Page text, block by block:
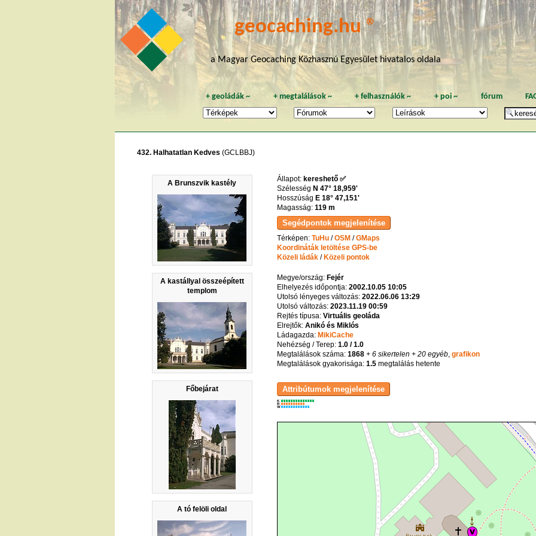
geocaching.hu ®
a Magyar Geocaching Közhasznú Egyesület hivatalos oldala
+geoládák ~ + megtalálások~ +felhasználók ~ + poi~ fórum
432. Halhatatlan Kedves (GCLBBJ)
A Brunszvik kastély
A kastállyal összeépített
templom
Főbejárat
A tó felöli oldal
Állapot: kereshető ✅
Szélesség N 47° 18,959'
Hosszúság E 18° 47,151'
Magasság: 119 m
Térképen: TuHu/OSM/GMaps
Koordináták letöltése GPS-be
Közeli ládák/Közeli pontok
Megye/ország: Fejér
Elhelyezés időpontja: 2002.10.05 10:05
Utolsó lényeges változás: 2022.06.06 13:29
Utolsó változás: 2023.11.19 00:59
Rejtés típusa: Virtuális geoláda
Elrejtők: Anikó és Miklós
Ládagazda: MikiCache
Nehézség / Terep: 1.0 / 1.0
Megtalálások száma: 1868+ 6 sikertelen + 20 egyéb, grafikon
Megtalálások gyakorisága: 1.5megtalálás hetente
K
R
W